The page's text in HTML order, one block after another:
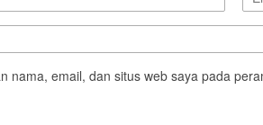
nama, email, dan situs web saya pada